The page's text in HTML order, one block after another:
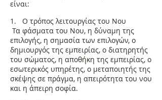
είναι:
1. Ο τρόπος λειτουργίας του Νου
Τα φάσματα του Νου, η δύναμη της
επιλογής, η σημασία των επιλογών, ο
δημιουργός της εμπειρίας, ο διατηρητής
του σώματος, η αποθήκη της εμπειρίας, ο
εσωτερικός υπηρέτης, ο μεταποιητής της
σκέψης σε πράγμα, η απειρότητα του νου
και η άπειρη σοφία.